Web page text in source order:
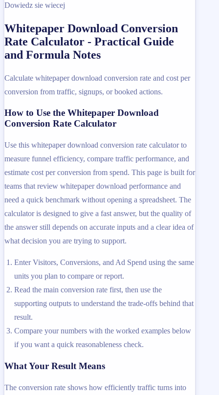
Dowiedz sie wiecej
Whitepaper Download Conversion
Rate Calculator - Practical Guide
and Formula Notes
Calculate whitepaper download conversion rate and cost per
conversion from traffic, signups, or booked actions.
How to Use the Whitepaper Download
Conversion Rate Calculator
Use this whitepaper download conversion rate calculator to
measure funnel efficiency, compare traffic performance, and
estimate cost per conversion from spend. This page is built for
teams that review whitepaper download performance and
need a quick benchmark without opening a spreadsheet. The
calculator is designed to give a fast answer, but the quality of
the answer still depends on accurate inputs and a clear idea of
what decision you are trying to support.
Enter Visitors, Conversions, and Ad Spend using the same
units you plan to compare or report.
Read the main conversion rate first, then use the
supporting outputs to understand the trade-offs behind that
result.
Compare your numbers with the worked examples below
if you want a quick reasonableness check.
What Your Result Means
The conversion rate shows how efficiently traffic turns into